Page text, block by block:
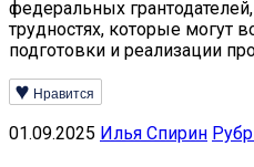
федеральных
трудностях, которые могут
подготовки и реализации
Нравится
01.09.2025 Илья Спирин